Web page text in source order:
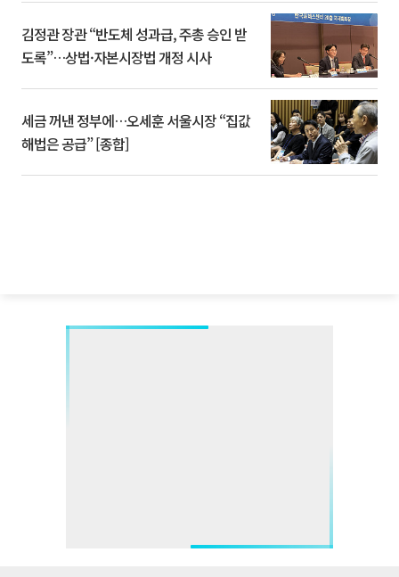
김정관 장관 “반도체 성과급, 주총 승인 받
도록”…상법·자본시장법 개정 시사
세금 꺼낸 정부에…오세훈 서울시장 “집값
해법은 공급” [종합]